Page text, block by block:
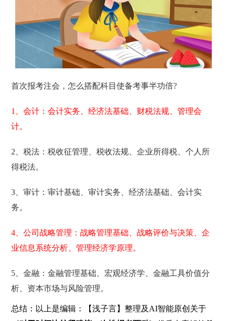
首次报考注会，怎么搭配科目使备考事半功倍?
1、会计：会计实务、经济法基础、财税法规、管理会
计。
2、税法：税收征管理、税收法规、企业所得税、个人所
得税法。
3、审计：审计基础、审计实务、经济法基础、会计实
务。
4、公司战略管理：战略管理基础、战略评价与决策、企
业信息系统分析、管理经济学原理。
5、金融：金融管理基础、宏观经济学、金融工具价值分
析、资本市场与风险管理。
总结：以上是编辑：【浅子言】整理及AI智能原创关于